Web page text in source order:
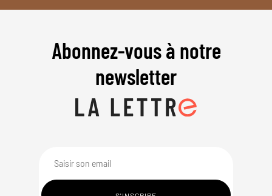
Abonnez-vous à notre
newsletter